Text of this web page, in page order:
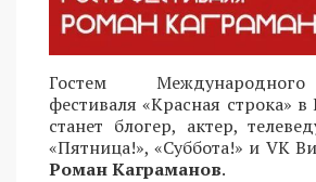
Гостем
фестиваля «Красная строка» в
станет блогер, актер,
«Пятница!», «Суббота!» и VK
Роман Каграманов.